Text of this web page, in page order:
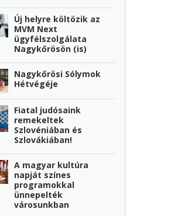
Új helyre költözik az
MVM Next
ügyfélszolgálata
Nagykőrösön (is)
Nagykőrösi Sólymok
Hétvégéje
Fiatal judósaink
remekeltek
Szlovéniában és
Szlovákiában!
A magyar kultúra
napját színes
programokkal
ünnepelték
városunkban